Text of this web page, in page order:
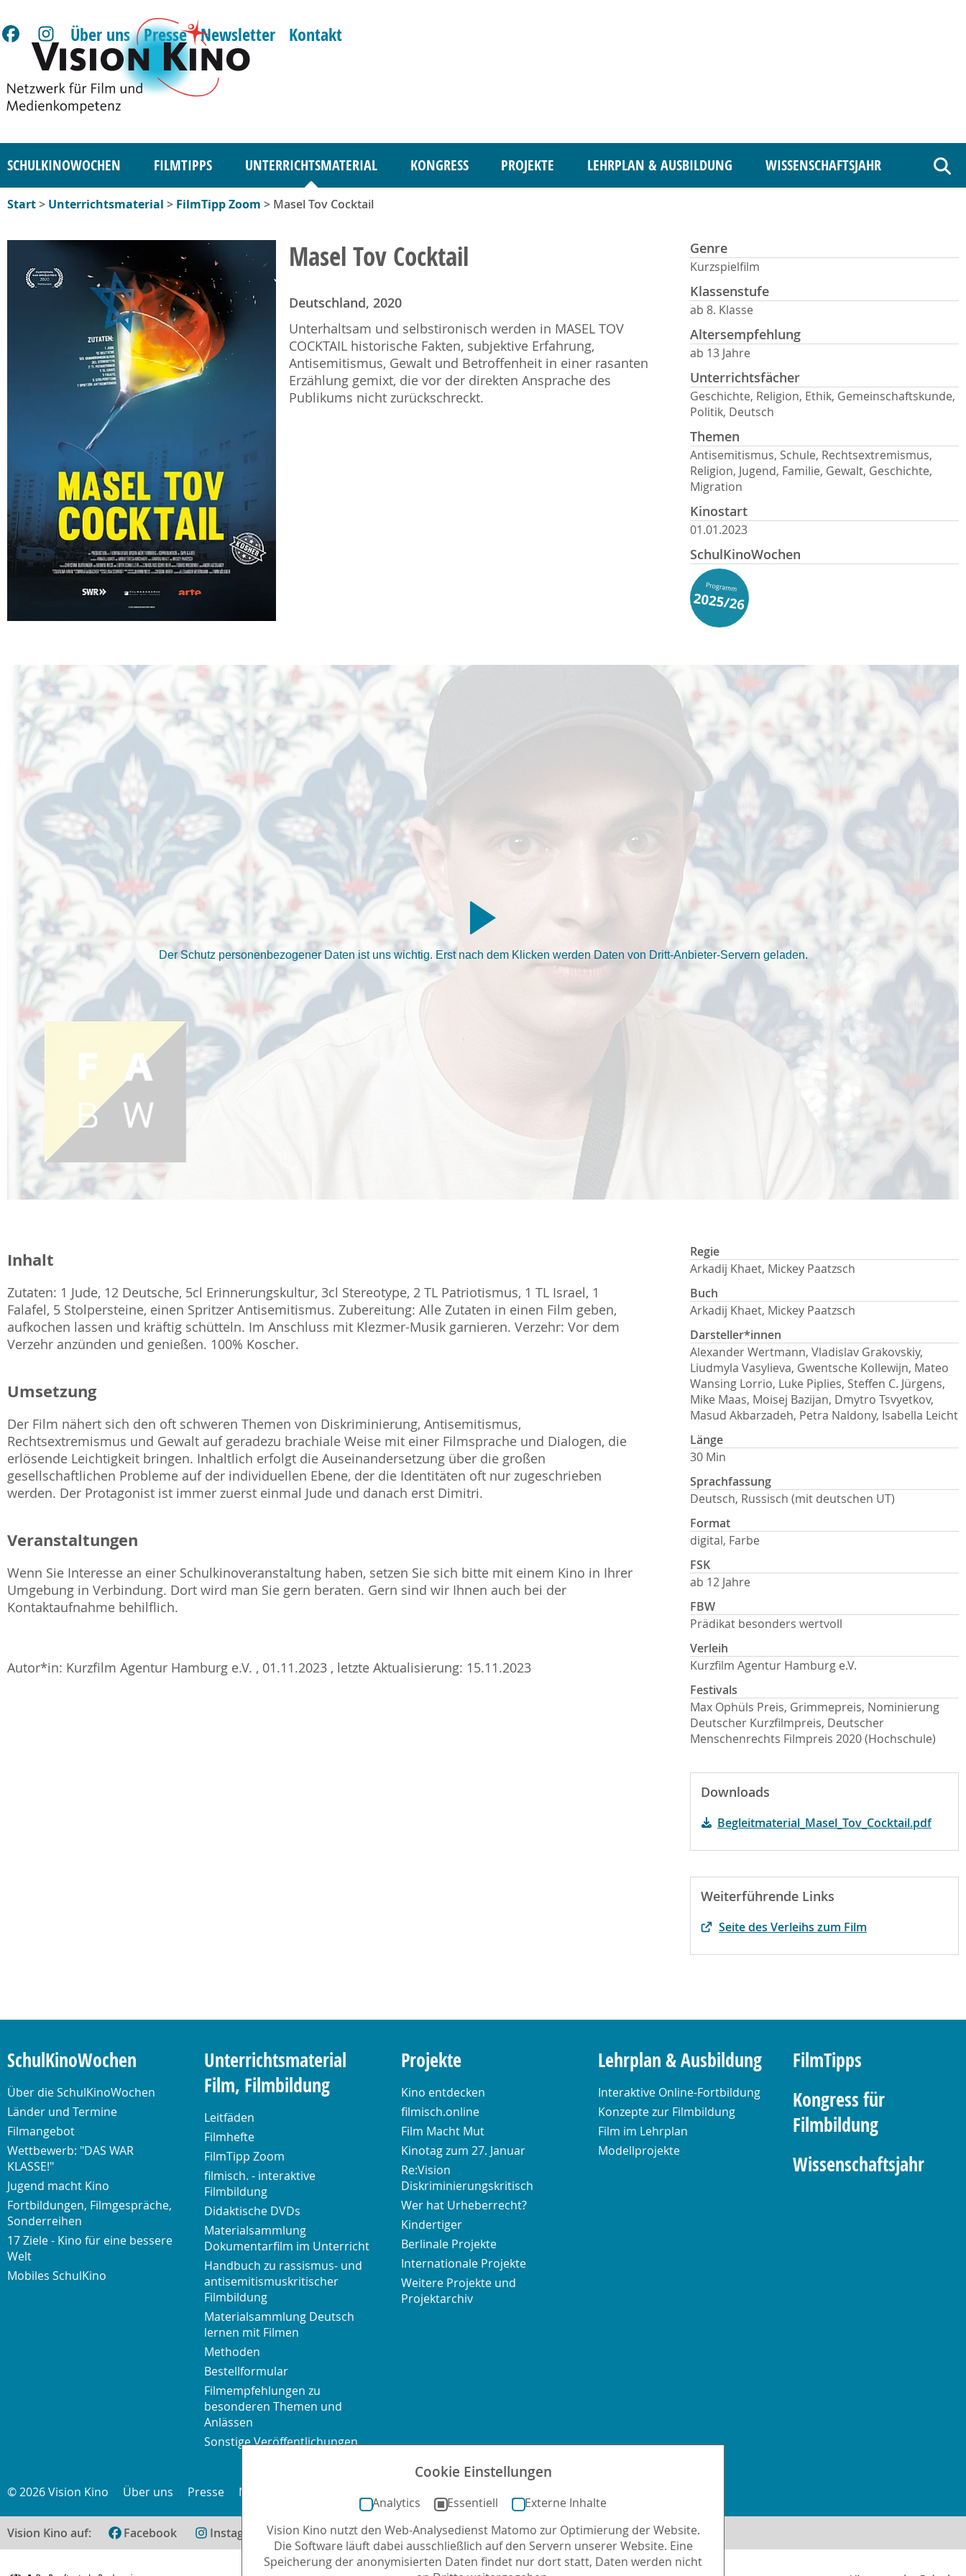
Über uns Presse Newsletter Kontakt
SCHULKINOWOCHEN FILMTIPPS UNTERRICHTSMATERIAL KONGRESS PROJEKTE LEHRPLAN & AUSBILDUNG WISSENSCHAFTSJAHR
Start> Unterrichtsmaterial > FilmTipp Zoom > Masel Tov Cocktail
Masel Tov Cocktail
Deutschland, 2020
Unterhaltsam und selbstironisch werden in MASEL TOV
COCKTAIL historische Fakten, subjektive Erfahrung,
Antisemitismus, Gewalt und Betroffenheit in einer rasanten
Erzählung gemixt, die vor der direkten Ansprache des
Publikums nicht zurückschreckt.
Genre
Kurzspielfilm
Klassenstufe
ab 8. Klasse
Altersempfehlung
ab 13 Jahre
Unterrichtsfächer
Geschichte, Religion, Ethik, Gemeinschaftskunde,
Politik, Deutsch
Themen
Antisemitismus, Schule, Rechtsextremismus,
Religion, Jugend, Familie, Gewalt, Geschichte,
Migration
Kinostart
01.01.2023
SchulKinoWochen
Der Schutz personenbezogener Daten ist uns wichtig. Erst nach dem Klicken werden Daten von Dritt-Anbieter-Servern geladen.
Inhalt
Zutaten: 1 Jude, 12 Deutsche, 5cl Erinnerungskultur, 3cl Stereotype, 2 TL Patriotismus, 1 TL Israel, 1
Falafel, 5 Stolpersteine, einen Spritzer Antisemitismus. Zubereitung: Alle Zutaten in einen Film geben,
aufkochen lassen und kräftig schütteln. Im Anschluss mit Klezmer-Musik garnieren. Verzehr: Vor dem
Verzehr anzünden und genießen. 100% Koscher.
Umsetzung
Der Film nähert sich den oft schweren Themen von Diskriminierung, Antisemitismus,
Rechtsextremismus und Gewalt auf geradezu brachiale Weise mit einer Filmsprache und Dialogen, die
erlösende Leichtigkeit bringen. Inhaltlich erfolgt die Auseinandersetzung über die großen
gesellschaftlichen Probleme auf der individuellen Ebene, der die Identitäten oft nur zugeschrieben
werden. Der Protagonist ist immer zuerst einmal Jude und danach erst Dimitri.
Veranstaltungen
Wenn Sie Interesse an einer Schulkinoveranstaltung haben, setzen Sie sich bitte mit einem Kino in Ihrer
Umgebung in Verbindung. Dort wird man Sie gern beraten. Gern sind wir Ihnen auch bei der
Kontaktaufnahme behilflich.
Autor*in: Kurzfilm Agentur Hamburg e.V. , 01.11.2023 , letzte Aktualisierung: 15.11.2023
Regie
Arkadij Khaet, Mickey Paatzsch
Buch
Arkadij Khaet, Mickey Paatzsch
Darsteller*innen
Alexander Wertmann, Vladislav Grakovskiy,
Liudmyla Vasylieva, Gwentsche Kollewijn, Mateo
Wansing Lorrio, Luke Piplies, Steffen C. Jürgens,
Mike Maas, Moisej Bazijan, Dmytro Tsvyetkov,
Masud Akbarzadeh, Petra Naldony, Isabella Leicht
Länge
30 Min
Sprachfassung
Deutsch, Russisch (mit deutschen UT)
Format
digital, Farbe
FSK
ab 12 Jahre
FBW
Prädikat besonders wertvoll
Verleih
Kurzfilm Agentur Hamburg e.V.
Festivals
Max Ophüls Preis, Grimmepreis, Nominierung
Deutscher Kurzfilmpreis, Deutscher
Menschenrechts Filmpreis 2020 (Hochschule)
Downloads
Begleitmaterial_Masel_Tov_Cocktail.pdf
Weiterführende Links
Seite des Verleihs zum Film
SchulKinoWochen
Über die SchulKinoWochen
Länder und Termine
Filmangebot
Wettbewerb: "DAS WAR
KLASSE!"
Jugend macht Kino
Fortbildungen, Filmgespräche,
Sonderreihen
17 Ziele - Kino für eine bessere
Welt
Mobiles SchulKino
Unterrichtsmaterial
Film, Filmbildung
Leitfäden
Filmhefte
FilmTipp Zoom
filmisch. - interaktive
Filmbildung
Didaktische DVDs
Materialsammlung
Dokumentarfilm im Unterricht
Handbuch zu rassismus- und
antisemitismuskritischer
Filmbildung
Materialsammlung Deutsch
lernen mit Filmen
Methoden
Bestellformular
Filmempfehlungen zu
besonderen Themen und
Anlässen
Sonstige Veröffentlichungen
Projekte
Kino entdecken
filmisch.online
Film Macht Mut
Kinotag zum 27. Januar
Re:Vision
Diskriminierungskritisch
Wer hat Urheberrecht?
Kindertiger
Berlinale Projekte
Internationale Projekte
Weitere Projekte und
Projektarchiv
Lehrplan & Ausbildung
Interaktive Online-Fortbildung
Konzepte zur Filmbildung
Film im Lehrplan
Modellprojekte
FilmTipps
Kongress für
Filmbildung
Wissenschaftsjahr
© 2026 Vision Kino Über uns Presse Newsletter
Vision Kino auf: Facebook Instagram teilen mail
Cookie Einstellungen
Analytics Essentiell
Externe Inhalte
Vision Kino nutzt den Web-Analysedienst Matomo zur Optimierung der Website.
Die Software läuft dabei ausschließlich auf den Servern unserer Website. Eine
Speicherung der anonymisierten Daten findet nur dort statt, Daten werden nicht